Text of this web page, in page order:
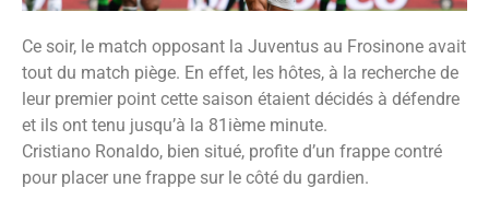
Ce soir, le match opposant la Juventus au Frosinone avait
tout du match piège. En effet, les hôtes, à la recherche de
leur premier point cette saison étaient décidés à défendre
et ils ont tenu jusqu’à la 81ième minute.
Cristiano Ronaldo, bien situé, profite d’un frappe contré
pour placer une frappe sur le côté du gardien.